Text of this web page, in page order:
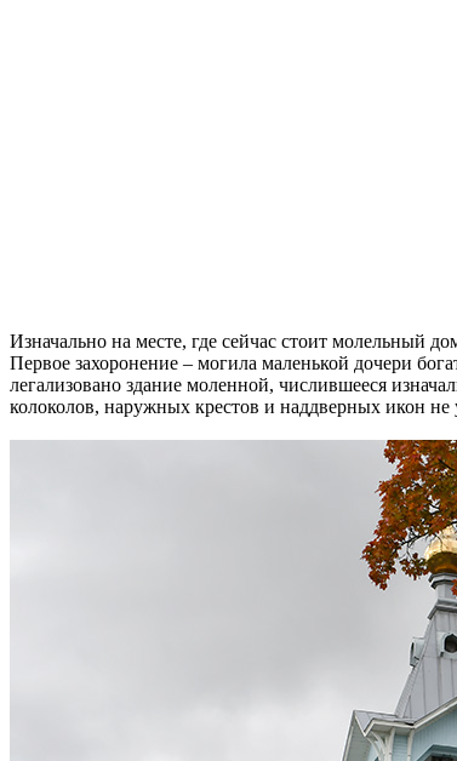
Изначально на месте, где сейчас стоит молельный
Первое захоронение – могила маленькой дочери
легализовано здание моленной, числившееся
колоколов, наружных крестов и наддверных икон не